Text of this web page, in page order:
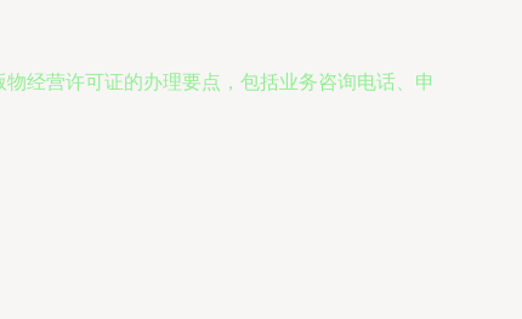
经营许可证的办理要点，包括业务咨询电话、申